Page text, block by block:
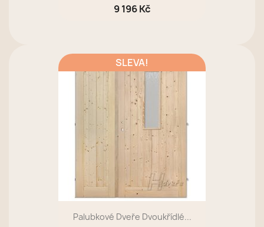
9 196 Kč
Palubkové Dveře Dvoukřídlé...
SLEVA!